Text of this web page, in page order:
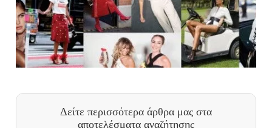
Δείτε περισσότερα άρθρα μας στα
αποτελέσματα αναζήτησης